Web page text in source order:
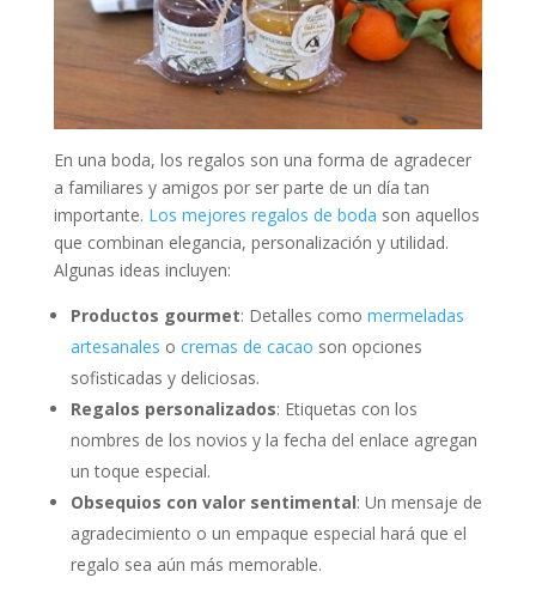
En una boda, los regalos son una forma de agradecer
a familiares y amigos por ser parte de un día tan
importante. Los mejores regalos de boda son aquellos
que combinan elegancia, personalización y utilidad.
Algunas ideas incluyen:
Productos gourmet: Detalles como mermeladas
artesanales o cremas de cacao son opciones
sofisticadas y deliciosas.
Regalos personalizados: Etiquetas con los
nombres de los novios y la fecha del enlace agregan
un toque especial.
Obsequios con valor sentimental: Un mensaje de
agradecimiento o un empaque especial hará que el
regalo sea aún más memorable.